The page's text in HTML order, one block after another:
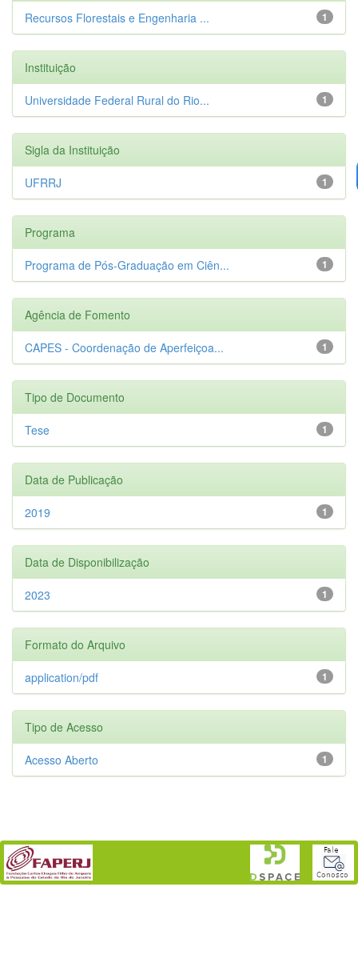
1
Recursos Florestais e Engenharia ...
Instituição
1
Universidade Federal Rural do Rio...
Sigla da Instituição
1
UFRRJ
Programa
1
Programa de Pós-Graduação em Ciên...
Agência de Fomento
1
CAPES - Coordenação de Aperfeiçoa...
Tipo de Documento
1
Tese
Data de Publicação
1
2019
Data de Disponibilização
1
2023
Formato do Arquivo
1
application/pdf
Tipo de Acesso
1
Acesso Aberto